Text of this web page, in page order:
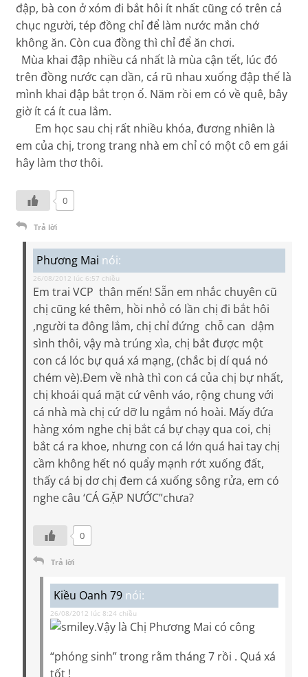
đập, bà con ở xóm đi bắt hôi ít nhất cũng có trên cả
chục người, tép đồng chỉ để làm nước mắn chớ
không ăn. Còn cua đồng thì chỉ để ăn chơi.
Mùa khai đập nhiều cá nhất là mùa cận tết, lúc đó
trên đồng nước cạn dần, cá rũ nhau xuống đập thế là
mình khai đập bắt trọn ổ. Năm rồi em có về quê, bây
giờ ít cá ít cua lắm.
Em học sau chị rất nhiều khóa, đương nhiên là
em của chị, trong trang nhà em chỉ có một cô em gái
hây làm thơ thôi.
0
Trả lời
Phương Mai nói:
26/08/2012 lúc 6:57 chiều
Em trai VCP thân mến! Sẵn em nhắc chuyên cũ
chị cũng ké thêm, hồi nhỏ có lần chị đi bắt hôi
,người ta đông lắm, chị chỉ đứng chỗ can dậm
sình thôi, vậy mà trúng xìa, chị bắt được một
con cá lóc bự quá xá mạng, (chắc bị dí quá nó
chém vè).Đem về nhà thì con cá của chị bự nhất,
chị khoái quá mặt cứ vênh váo, rộng chung với
cá nhà mà chị cứ dỡ lu ngắm nó hoài. Mấy đứa
hàng xóm nghe chị bắt cá bự chạy qua coi, chị
bắt cá ra khoe, nhưng con cá lớn quá hai tay chị
cầm không hết nó quẩy mạnh rớt xuống đất,
thấy cá bị dơ chị đem cá xuống sông rửa, em có
nghe câu ‘CÁ GẶP NƯỚC”chưa?
0
Trả lời
Kiều Oanh 79 nói:
26/08/2012 lúc 8:24 chiều
.Vậy là Chị Phương Mai có công
“phóng sinh” trong rằm tháng 7 rồi . Quá xá
tốt !